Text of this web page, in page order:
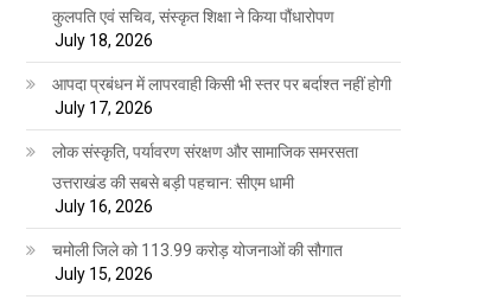
कुलपति एवं सचिव, संस्कृत शिक्षा ने किया पौंधारोपण
July 18, 2026
आपदा प्रबंधन में लापरवाही किसी भी स्तर पर बर्दाश्त नहीं होगी
July 17, 2026
लोक संस्कृति, पर्यावरण संरक्षण और सामाजिक समरसता
उत्तराखंड की सबसे बड़ी पहचान: सीएम धामी
July 16, 2026
चमोली जिले को 113.99 करोड़ योजनाओं की सौगात
July 15, 2026